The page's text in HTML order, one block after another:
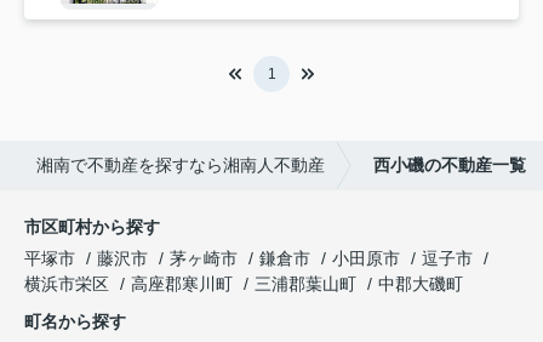
1
湘南で不動産を探すなら湘南人不動産 西小磯の不動産一覧
市区町村から探す
平塚市
藤沢市 茅ヶ崎市 鎌倉市 小田原市
逗子市
横浜市栄区
高座郡寒川町 三浦郡葉山町
中郡大磯町
町名から探す